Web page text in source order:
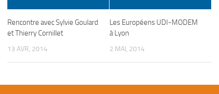
Rencontre avec Sylvie Goulard
et Thierry Cornillet
13 AVR, 2014
Les Européens UDI-MODEM
à Lyon
2 MAI, 2014